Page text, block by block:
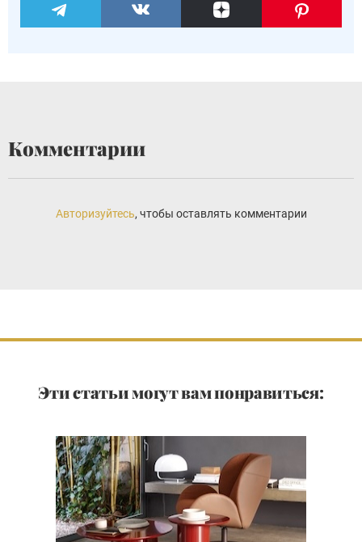
Комментарии
Авторизуйтесь, чтобы оставлять комментарии
Эти статьи могут вам понравиться: